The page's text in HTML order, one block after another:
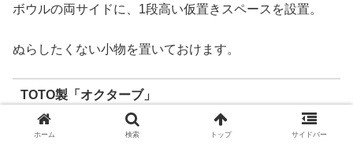
ボウルの両サイドに、1段高い仮置きスペースを設置。
ぬらしたくない小物を置いておけます。
TOTO製「オクターブ」
ホーム 検索 トップ サイドバー